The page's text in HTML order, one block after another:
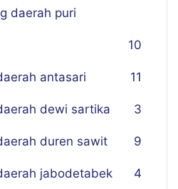
daerah puri
10
antasari 11
dewi sartika 3
duren sawit 9
jabodetabek 4